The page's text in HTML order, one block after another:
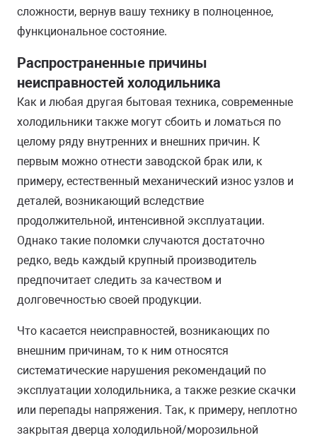
сложности, вернув вашу технику в полноценное,
функциональное состояние.
Распространенные причины
неисправностей холодильника
Как и любая другая бытовая техника, современные
холодильники также могут сбоить и ломаться по
целому ряду внутренних и внешних причин. К
первым можно отнести заводской брак или, к
примеру, естественный механический износ узлов и
деталей, возникающий вследствие
продолжительной, интенсивной эксплуатации.
Однако такие поломки случаются достаточно
редко, ведь каждый крупный производитель
предпочитает следить за качеством и
долговечностью своей продукции.
Что касается неисправностей, возникающих по
внешним причинам, то к ним относятся
систематические нарушения рекомендаций по
эксплуатации холодильника, а также резкие скачки
или перепады напряжения. Так, к примеру, неплотно
закрытая дверца холодильной/морозильной